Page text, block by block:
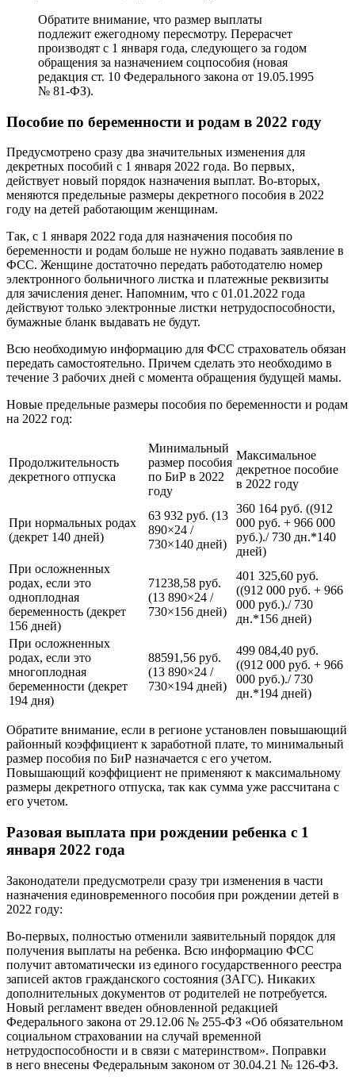
Обратите внимание, что размер выплаты
подлежит ежегодному пересмотру. Перерасчет
производят с 1 января года, следующего за годом
обращения за назначением соцпособия (новая
редакция ст. 10 Федерального закона от 19.05.1995
№ 81-ФЗ).
Пособие по беременности и родам в 2022 году
Предусмотрено сразу два значительных изменения для
декретных пособий с 1 января 2022 года. Во первых,
действует новый порядок назначения выплат. Во-вторых,
меняются предельные размеры декретного пособия в 2022
году на детей работающим женщинам.
Так, с 1 января 2022 года для назначения пособия по
беременности и родам больше не нужно подавать заявление в
ФСС. Женщине достаточно передать работодателю номер
электронного больничного листка и платежные реквизиты
для зачисления денег. Напомним, что с 01.01.2022 года
действуют только электронные листки нетрудоспособности,
бумажные бланк выдавать не будут.
Всю необходимую информацию для ФСС страхователь обязан
передать самостоятельно. Причем сделать это необходимо в
течение 3 рабочих дней с момента обращения будущей мамы.
Новые предельные размеры пособия по беременности и родам
на 2022 год:
Продолжительность
декретного отпуска
Минимальный
размер пособия
по БиР в 2022
году
Максимальное
декретное пособие
в 2022 году
При нормальных родах
(декрет 140 дней)
63 932 руб. (13
890×24 /
730×140 дней)
360 164 руб. ((912
000 руб. + 966 000
руб.)./ 730 дн.*140
дней)
При осложненных
родах, если это
одноплодная
беременность (декрет
156 дней)
71238,58 руб.
(13 890×24 /
730×156 дней)
401 325,60 руб.
((912 000 руб. + 966
000 руб.)./ 730
дн.*156 дней)
При осложненных
родах, если это
многоплодная
беременности (декрет
194 дня)
88591,56 руб.
(13 890×24 /
730×194 дней)
499 084,40 руб.
((912 000 руб. + 966
000 руб.)./ 730
дн.*194 дней)
Обратите внимание, если в регионе установлен повышающий
районный коэффициент к заработной плате, то минимальный
размер пособия по БиР назначается с его учетом.
Повышающий коэффициент не применяют к максимальному
размеры декретного отпуска, так как сумма уже рассчитана с
его учетом.
Разовая выплата при рождении ребенка с 1
января 2022 года
Законодатели предусмотрели сразу три изменения в части
назначения единовременного пособия при рождении детей в
2022 году:
Во-первых, полностью отменили заявительный порядок для
получения выплаты на ребенка. Всю информацию ФСС
получит автоматически из единого государственного реестра
записей актов гражданского состояния (ЗАГС). Никаких
дополнительных документов от родителей не потребуется.
Новый регламент введен обновленной редакцией
Федерального закона от 29.12.06 № 255-ФЗ «Об обязательном
социальном страховании на случай временной
нетрудоспособности и в связи с материнством». Поправки
в него внесены Федеральным законом от 30.04.21 № 126-ФЗ.